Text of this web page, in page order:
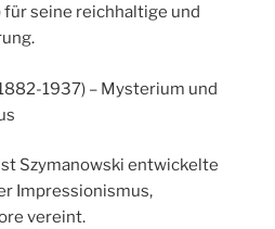
für seine reichhaltige und
1937) – Mysterium und
Szymanowski entwickelte
Impressionismus,
vereint.